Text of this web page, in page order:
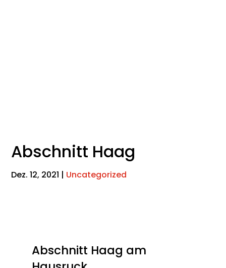
Abschnitt Haag
Dez. 12, 2021 | Uncategorized
Abschnitt Haag am